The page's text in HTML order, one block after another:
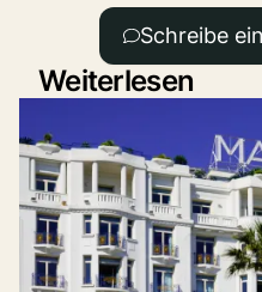
Schreibe
Weiterlesen